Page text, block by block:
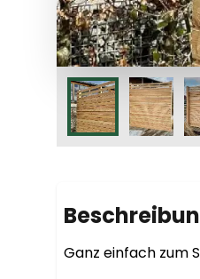
Ganz einfach zum